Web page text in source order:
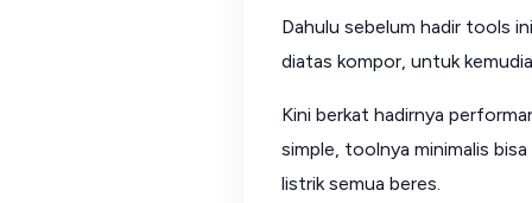
Dahulu sebelum hadir tools
diatas kompor, untuk
Kini berkat hadirnya
simple, toolnya minimalis
listrik semua beres.